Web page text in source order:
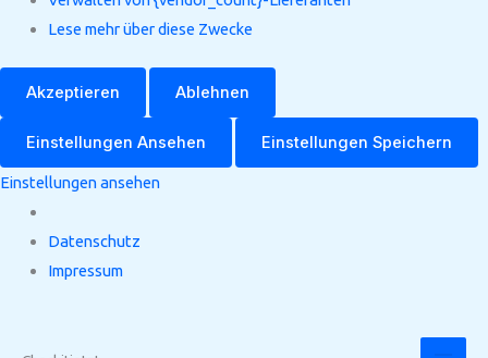
Lese mehr über diese Zwecke
Akzeptieren Ablehnen
Einstellungen Ansehen Einstellungen Speichern
Einstellungen ansehen
Datenschutz
Impressum
Inhalt